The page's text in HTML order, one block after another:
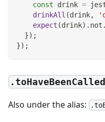
const drink =
drinkAll (drink,
expect (drink) . not .
}) ;
}) ;
Also under the alias: